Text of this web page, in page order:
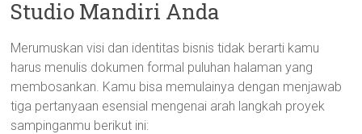
Studio Mandiri Anda
Merumuskan visi dan identitas bisnis tidak berarti kamu
harus menulis dokumen formal puluhan halaman yang
membosankan. Kamu bisa memulainya dengan menjawab
tiga pertanyaan esensial mengenai arah langkah proyek
sampinganmu berikut ini: